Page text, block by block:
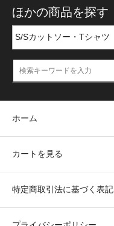
ほかの商品を探す
ホーム
カートを見る
特定商取引法に基づく表記